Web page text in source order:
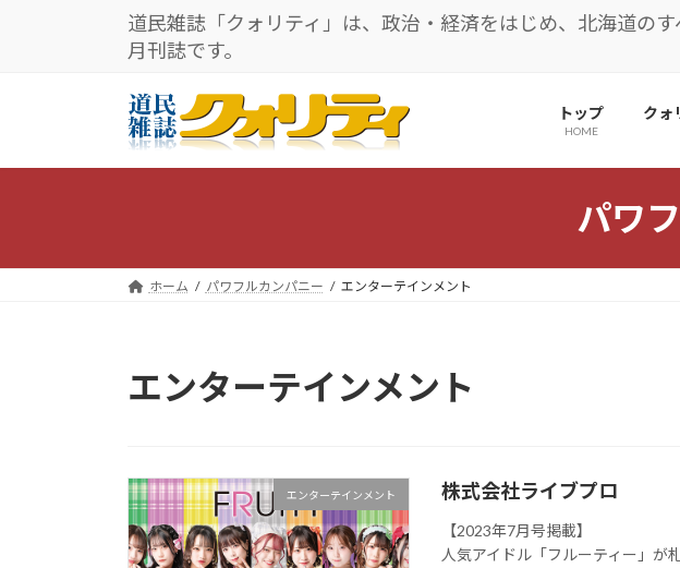
ス
ン
道民雑誌「クォリティ」は、政治・経済をはじめ、北海道の
月刊誌です。
トップ
HOME
クォ
パワ
ホーム パワフルカンパニー エンターテインメント
エンターテインメント
エンターテインメント 株式会社ライブプロ
【2023年7月号掲載】
人気アイドル「フルーティー」が